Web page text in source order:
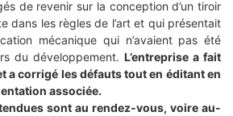
de revenir sur la conception d’un tiroir
dans les règles de l’art et qui présentait
mécanique qui n’avaient pas été
du développement. L’entreprise a fait
a corrigé les défauts tout en éditant en
associée.
sont au rendez-vous, voire au-